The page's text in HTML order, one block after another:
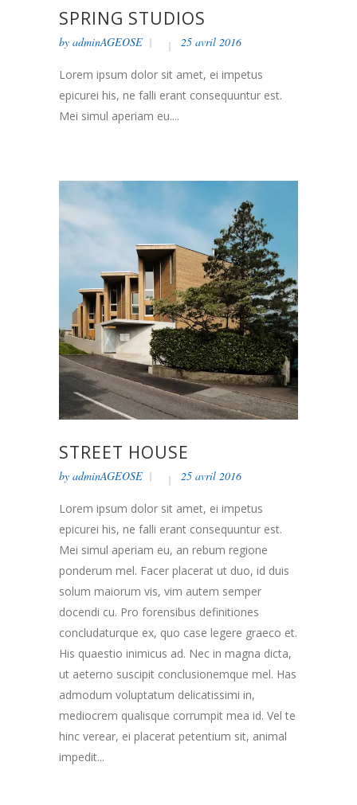
SPRING STUDIOS
by adminAGEOSE 25 avril 2016
Lorem ipsum dolor sit amet, ei impetus
epicurei his, ne falli erant consequuntur est.
Mei simul aperiam eu....
STREET HOUSE
by adminAGEOSE 25 avril 2016
Lorem ipsum dolor sit amet, ei impetus
epicurei his, ne falli erant consequuntur est.
Mei simul aperiam eu, an rebum regione
ponderum mel. Facer placerat ut duo, id duis
solum maiorum vis, vim autem semper
docendi cu. Pro forensibus definitiones
concludaturque ex, quo case legere graeco et.
His quaestio inimicus ad. Nec in magna dicta,
ut aeterno suscipit conclusionemque mel. Has
admodum voluptatum delicatissimi in,
mediocrem qualisque corrumpit mea id. Vel te
hinc verear, ei placerat petentium sit, animal
impedit...